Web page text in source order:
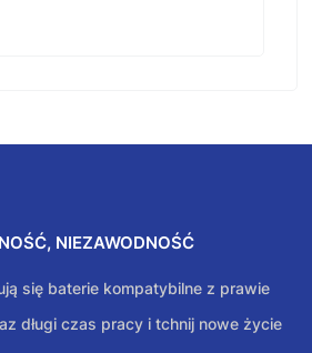
NIEZAWODNOŚĆ
się baterie kompatybilne z prawie
długi czas pracy i tchnij nowe życie